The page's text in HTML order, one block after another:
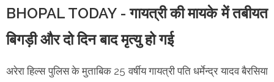
BHOPAL TODAY - गायत्री की मायके में तबीयत
बिगड़ी और दो दिन बाद मृत्यु हो गई
अरेरा हिल्स पुलिस के मुताबिक 25 वर्षीय गायत्री पति धर्मेन्द्र यादव बैरसिया